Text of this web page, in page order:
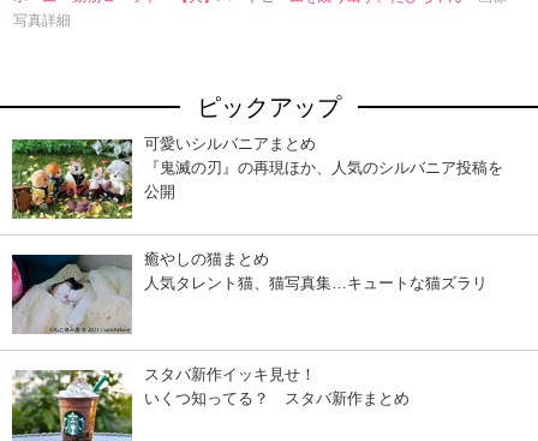
写真詳細
ピックアップ
可愛いシルバニアまとめ
『鬼滅の刃』の再現ほか、人気のシルバニア投稿を
公開
癒やしの猫まとめ
人気タレント猫、猫写真集…キュートな猫ズラリ
スタバ新作イッキ見せ！
いくつ知ってる？ スタバ新作まとめ